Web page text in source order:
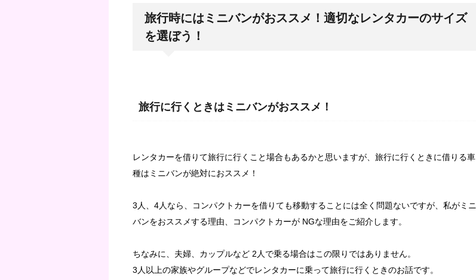
旅行時にはミニバンがおススメ！適切なレンタカーのサイズ
を選ぼう！
旅行に行くときはミニバンがおススメ！
レンタカーを借りて旅行に行くこと場合もあるかと思いますが、旅行に行くときに借りる車
種はミニバンが絶対におススメ！
3人、4人なら、コンパクトカーを借りても移動することには全く問題ないですが、私がミニ
バンをおススメする理由、コンパクトカーが NGな理由をご紹介します。
ちなみに、夫婦、カップルなど 2人で乗る場合はこの限りではありません。
3人以上の家族やグループなどでレンタカーに乗って旅行に行くときのお話です。